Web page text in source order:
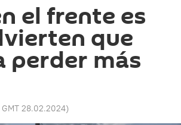
el frente es
que
perder más
GMT 28.02.2024)